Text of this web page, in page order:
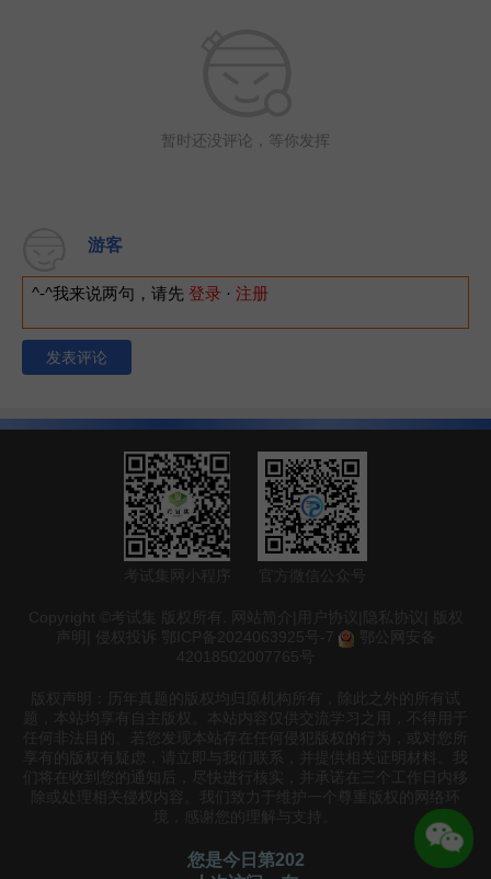
暂时还没评论，等你发挥
游客
^-^我来说两句，请先 登录 · 注册
发表评论
您是今日第202